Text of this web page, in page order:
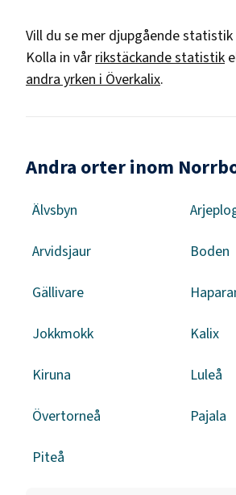
Vill du se mer djupgående
Kolla in vår rikstäckande statistik
andra yrken i Överkalix.
Andra orter inom
Älvsbyn
Arvidsjaur Boden
Gällivare
Jokkmokk Kalix
Kiruna Luleå
Övertorneå Pajala
Piteå